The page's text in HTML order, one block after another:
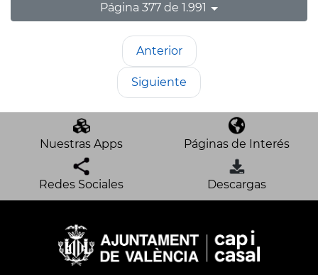
Página 377 de 1.991
Anterior
Siguiente
Nuestras Apps Páginas de Interés
Redes Sociales Descargas